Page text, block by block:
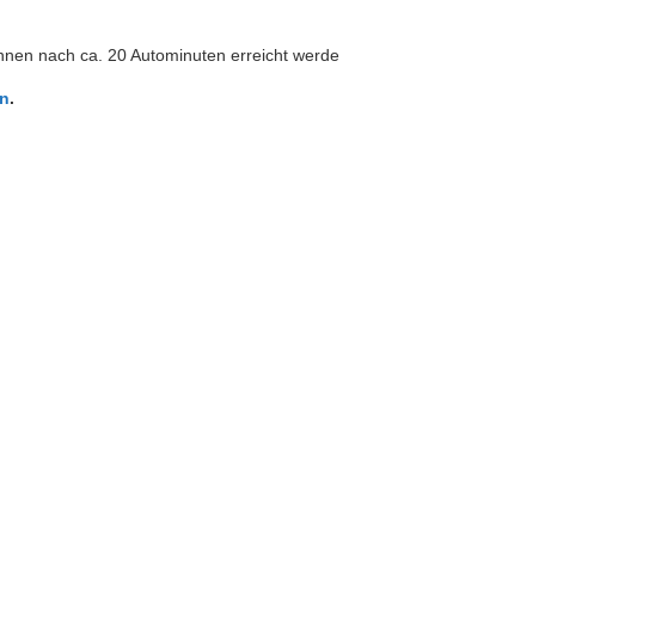
nach ca. 20 Autominuten erreicht werde
.